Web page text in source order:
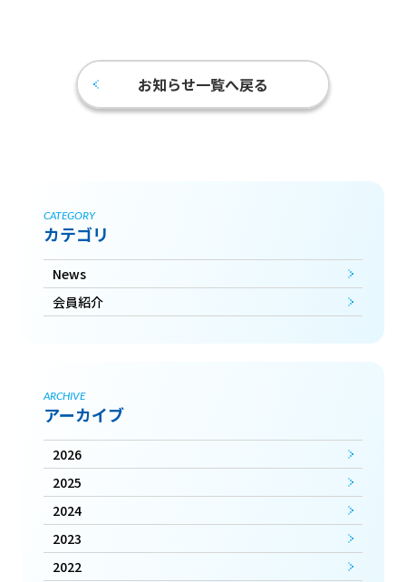
CATEGORY
カテゴリ
News
会員紹介
ARCHIVE
アーカイブ
2026
2025
2024
2023
2022
お知らせ一覧へ戻る